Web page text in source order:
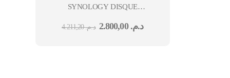
SYNOLOGY DISQUE
HAT3310 7.2K 24M
د.م.4.211,20 د.م. 2.800,00